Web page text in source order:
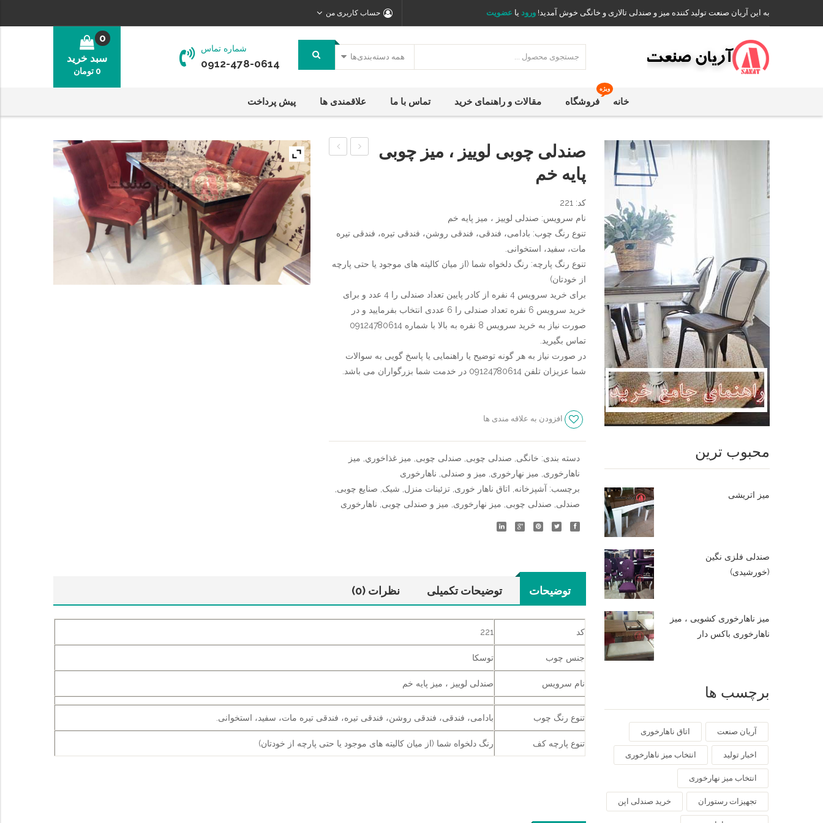
به این آریان صنعت تولید کننده میز و صندلی تالاری و خانگی خوش آمدید! ورود یا عضویت حساب کاربری من
همه دسته‌بندی‌ها
شماره تماس
0912-478-0614 سبد خرید
0
0 تومان
خانه فروشگاه
ویژه
مقالات و راهنمای خرید تماس با ما علاقمندی ها پیش پرداخت
چوبی
ضلعی
شیشه
ناهارخوری
بلوط
صندلی چوبی لوییز ، میز چوبی
پایه خم
کد: 221
نام سرویس: صندلی لوییز ، میز پایه خم
تنوع رنگ چوب: بادامی، فندقی، فندقی روشن، فندقی تیره، فندقی تیره
مات، سفید، استخوانی.
تنوع رنگ پارچه: رنگ دلخواه شما (از میان کالیته های موجود یا حتی پارچه
از خودتان)
برای خرید سرویس 4 نفره از کادر پایین تعداد صندلی را 4 عدد و برای
خرید سرویس 6 نفره تعداد صندلی را 6 عددی انتخاب بفرمایید و در
صورت نیاز به خرید سرویس 8 نفره به بالا با شماره 09124780614
تماس بگیرید.
در صورت نیاز به هر گونه توضیح یا راهنمایی یا پاسخ گویی به سوالات
شما عزیزان تلفن 09124780614 در خدمت شما بزرگواران می باشد.
افزودن به علاقه مندی ها
دسته بندی: خانگی صندلی چوبی صندلی چوبی ميز غذاخوري میز
ناهارخوری میز نهارخوری میز و صندلی ناهارخوری
برچسب: آشپزخانه اتاق ناهار خوری تزئینات منزل شیک صنایع چوبی
صندلی صندلی چوبی میز نهارخوری میز و صندلی چوبی ناهارخوری
توضیحات توضیحات تکمیلی نظرات (0)
کد 221
جنس چوب توسکا
نام سرویس صندلی لوییز ، میز پایه خم
تنوع رنگ چوب بادامی، فندقی، فندقی روشن، فندقی تیره، فندقی تیره مات، سفید، استخوانی.
تنوع پارچه کف رنگ دلخواه شما (از میان کالیته های موجود یا حتی پارچه از خودتان)
محبوب ترین
میز اتریشی
صندلی فلزی نگین
(خورشیدی)
میز ناهارخوری کشویی ، میز
ناهارخوری باکس دار
برچسب ها
آریان صنعت اتاق ناهارخوری
اخبار تولید انتخاب میز ناهارخوری
انتخاب میز نهارخوری
تجهیزات رستوران خرید صندلی اپن